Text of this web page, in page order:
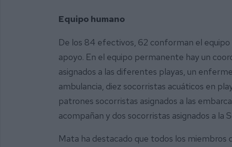
Equipo humano
De los 84 efectivos, 62 conforman el
apoyo. En el equipo permanente hay un
asignados a las diferentes playas, un
ambulancia, diez socorristas acuáticos en
patrones socorristas asignados a las
acompañan y dos socorristas asignados a la
Mata ha destacado que todos los